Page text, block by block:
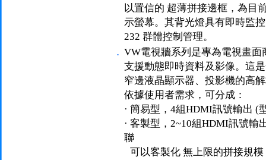
以置信的 超薄拼接邊框，為目
示螢幕。其背光燈具有即時監
232 群體控制管理。
． VW電視牆系列是專為電視畫
支援動態即時資料及影像。這
窄邊液晶顯示器、投影機的高
依據使用者需求，可分成：
· 簡易型，4組HDMI訊號輸出 (
· 客製型，2~10組HDMI訊號輸
聯
可以客製化 無上限的拼接規模